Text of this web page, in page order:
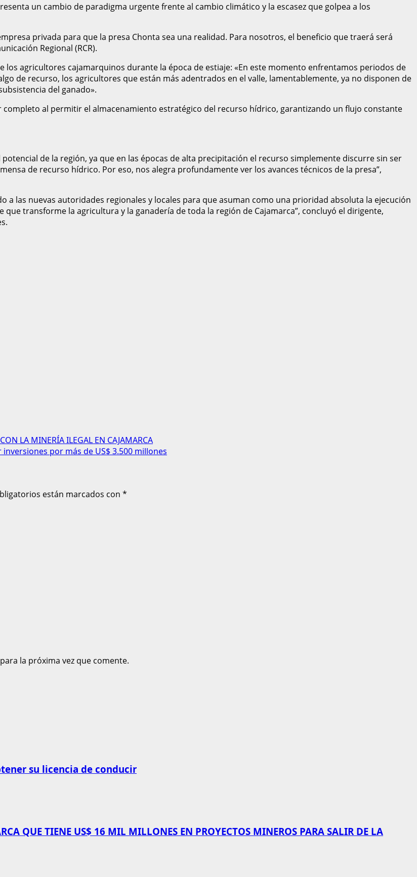
un cambio de paradigma urgente frente al cambio climático y la escasez que golpea a los
privada para que la presa Chonta sea una realidad. Para nosotros, el beneficio que traerá será
Regional (RCR).
agricultores cajamarquinos durante la época de estiaje: «En este momento enfrentamos periodos de
de recurso, los agricultores que están más adentrados en el valle, lamentablemente, ya no disponen de
del ganado».
al permitir el almacenamiento estratégico del recurso hídrico, garantizando un flujo constante
de la región, ya que en las épocas de alta precipitación el recurso simplemente discurre sin ser
de recurso hídrico. Por eso, nos alegra profundamente ver los avances técnicos de la presa”,
a las nuevas autoridades regionales y locales para que asuman como una prioridad absoluta la ejecución
transforme la agricultura y la ganadería de toda la región de Cajamarca”, concluyó el dirigente,
LA MINERÍA ILEGAL EN CAJAMARCA
por más de US$ 3.500 millones
están marcados con *
la próxima vez que comente.
su licencia de conducir
QUE TIENE US$ 16 MIL MILLONES EN PROYECTOS MINEROS PARA SALIR DE LA